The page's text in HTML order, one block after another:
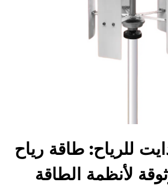
للرياح: طاقة رياح
لأنظمة الطاقة